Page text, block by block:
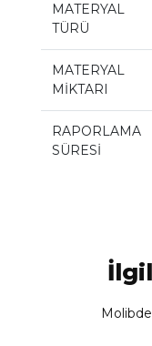
MATERYAL
TÜRÜ
MATERYAL
MİKTARI
RAPORLAMA
SÜRESİ